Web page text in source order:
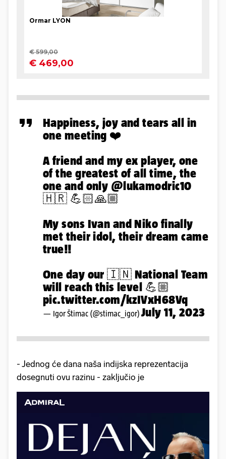
Happiness, joy and tears all in
one meeting ❤️
A friend and my ex player, one
of the greatest of all time, the
one and only @lukamodric10
🇭🇷 💪🏻🙏🏼
My sons Ivan and Niko finally
met their idol, their dream came
true!!
One day our 🇮🇳 National Team
will reach this level 💪🏼
pic.twitter.com/kzIVxH68Vq
— Igor Štimac (@stimac_igor) July 11, 2023
- Jednog će dana naša indijska reprezentacija
dosegnuti ovu razinu - zaključio je